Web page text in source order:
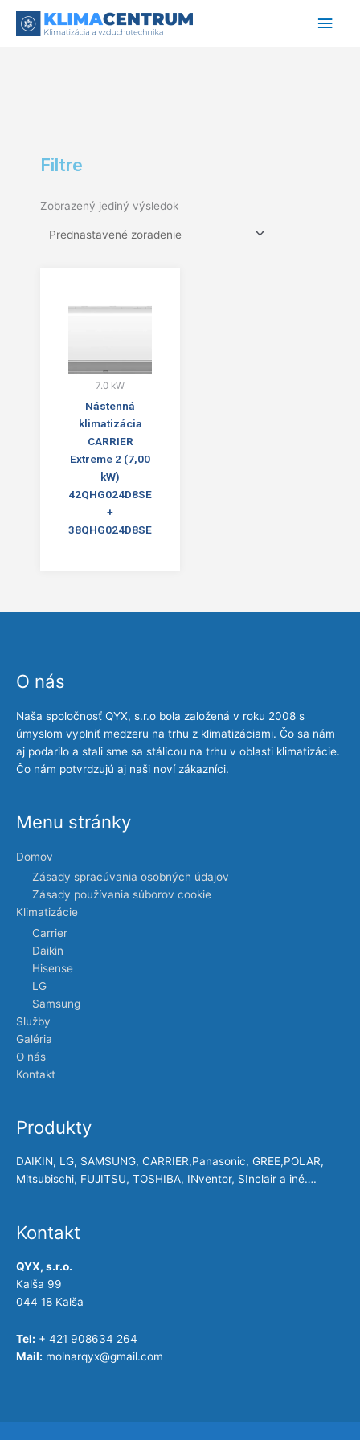
Filtre
Zobrazený jediný výsledok
7.0 kW
Nástenná
klimatizácia
CARRIER
Extreme 2 (7,00
kW)
42QHG024D8SE
+
38QHG024D8SE
O nás
Naša spoločnosť QYX, s.r.o bola založená v roku 2008 s
úmyslom vyplniť medzeru na trhu z klimatizáciami. Čo sa nám
aj podarilo a stali sme sa stálicou na trhu v oblasti klimatizácie.
Čo nám potvrdzujú aj naši noví zákazníci.
Menu stránky
Domov
Zásady spracúvania osobných údajov
Zásady používania súborov cookie
Klimatizácie
Carrier
Daikin
Hisense
LG
Samsung
Služby
Galéria
O nás
Kontakt
Produkty
DAIKIN, LG, SAMSUNG, CARRIER,Panasonic, GREE,POLAR,
Mitsubischi, FUJITSU, TOSHIBA, INventor, SInclair a iné….
Kontakt
QYX, s.r.o.
Kalša 99
044 18 Kalša
Tel: + 421 908634 264
Mail: molnarqyx@gmail.com